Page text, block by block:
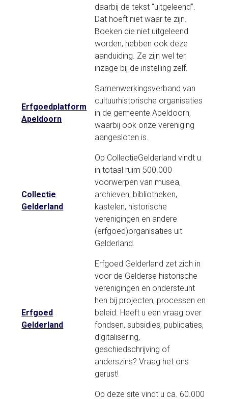
daarbij de tekst “uitgeleend”.
Dat hoeft niet waar te zijn.
Boeken die niet uitgeleend
worden, hebben ook deze
aanduiding. Ze zijn wel ter
inzage bij de instelling zelf.
Erfgoedplatform
Apeldoorn
Samenwerkingsverband van
cultuurhistorische organisaties
in de gemeente Apeldoorn,
waarbij ook onze vereniging
aangesloten is.
Collectie
Gelderland
Op CollectieGelderland vindt u
in totaal ruim 500.000
voorwerpen van musea,
archieven, bibliotheken,
kastelen, historische
verenigingen en andere
(erfgoed)organisaties uit
Gelderland.
Erfgoed
Gelderland
Erfgoed Gelderland zet zich in
voor de Gelderse historische
verenigingen en ondersteunt
hen bij projecten, processen en
beleid. Heeft u een vraag over
fondsen, subsidies, publicaties,
digitalisering,
geschiedschrijving of
anderszins? Vraag het ons
gerust!
Op deze site vindt u ca. 60.000